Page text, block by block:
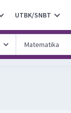
UTBK/SNBT